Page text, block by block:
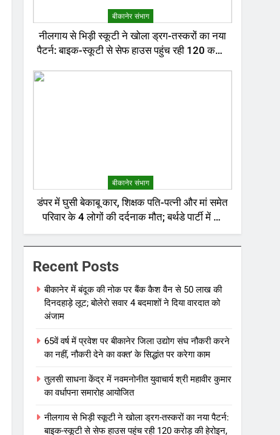
बीकानेर संभाग
नीलगाय से भिड़ी स्कूटी ने खोला ड्रग-तस्करों का नया
पैटर्न: बाइक-स्कूटी से सेफ हाउस पहुंच रही 120 करोड़
बीकानेर संभाग
डंपर में घुसी बेकाबू कार, शिक्षक पति-पत्नी और मां समेत
परिवार के 4 लोगों की दर्दनाक मौत; बर्थडे पार्टी में जा
रहा था परिवार
Recent Posts
बीकानेर में बंदूक की नोक पर बैंक कैश वैन से 50 लाख की
दिनदहाड़े लूट; बोलेरो सवार 4 बदमाशों ने दिया वारदात को
अंजाम
65वें वर्ष में प्रवेश पर बीकानेर जिला उद्योग संघ नौकरी करने
का नहीं, नौकरी देने का वक्त’ के सिद्धांत पर करेगा काम
तुलसी साधना केंद्र में नवमनोनीत युवाचार्य श्री महावीर कुमार
का वर्धापना समारोह आयोजित
नीलगाय से भिड़ी स्कूटी ने खोला ड्रग-तस्करों का नया पैटर्न:
बाइक-स्कूटी से सेफ हाउस पहुंच रही 120 करोड़ की हेरोइन,